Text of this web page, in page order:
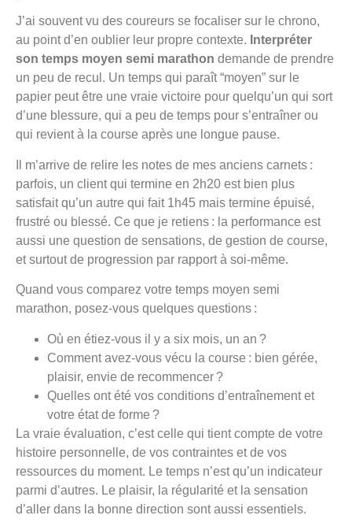
J’ai souvent vu des coureurs se focaliser sur le chrono,
au point d’en oublier leur propre contexte. Interpréter
son temps moyen semi marathon demande de prendre
un peu de recul. Un temps qui paraît “moyen” sur le
papier peut être une vraie victoire pour quelqu’un qui sort
d’une blessure, qui a peu de temps pour s’entraîner ou
qui revient à la course après une longue pause.
Il m’arrive de relire les notes de mes anciens carnets :
parfois, un client qui termine en 2h20 est bien plus
satisfait qu’un autre qui fait 1h45 mais termine épuisé,
frustré ou blessé. Ce que je retiens : la performance est
aussi une question de sensations, de gestion de course,
et surtout de progression par rapport à soi-même.
Quand vous comparez votre temps moyen semi
marathon, posez-vous quelques questions :
Où en étiez-vous il y a six mois, un an ?
Comment avez-vous vécu la course : bien gérée,
plaisir, envie de recommencer ?
Quelles ont été vos conditions d’entraînement et
votre état de forme ?
La vraie évaluation, c’est celle qui tient compte de votre
histoire personnelle, de vos contraintes et de vos
ressources du moment. Le temps n’est qu’un indicateur
parmi d’autres. Le plaisir, la régularité et la sensation
d’aller dans la bonne direction sont aussi essentiels.